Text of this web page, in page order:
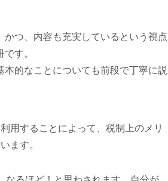
かつ、内容も充実しているという視点
す。
本的なことについても前段で丁寧に説
用することによって、税制上のメリ
ます。